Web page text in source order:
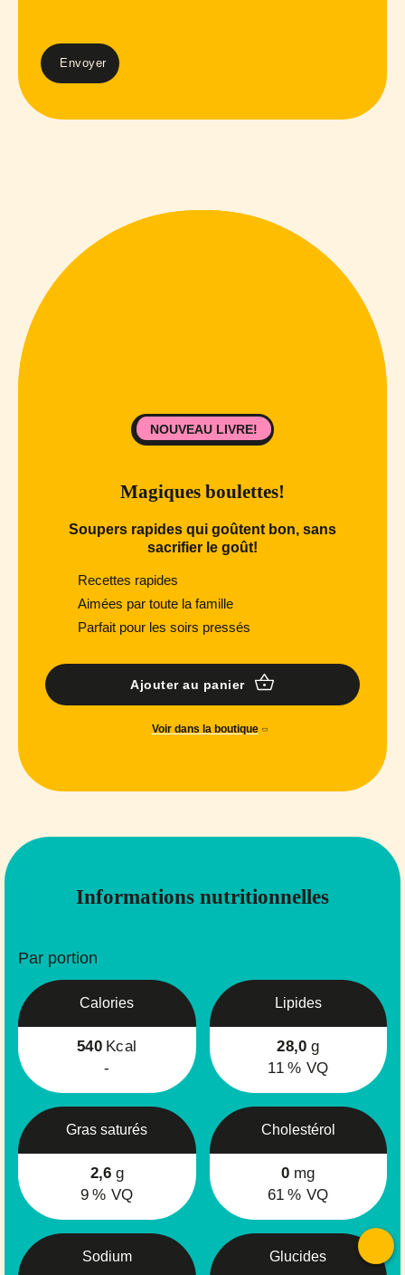
Magiques boulettes!
Soupers rapides qui goûtent bon, sans
sacrifier le goût!
Recettes rapides
Aimées par toute la famille
Parfait pour les soirs pressés
Ajouter au panier
Voir dans la boutique
NOUVEAU LIVRE!
Informations nutritionnelles
Par portion
Calories
540 Kcal
-
Lipides
28,0 g
11 % VQ
Gras saturés
2,6 g
9 % VQ
Cholestérol
0 mg
61 % VQ
Sodium Glucides